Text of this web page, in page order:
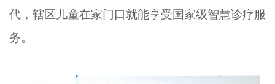
文明评论
北京宣传文化引导基金
代，辖区儿童在家门口就能享受国家级智慧诊疗服
务。